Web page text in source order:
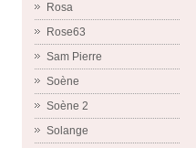
Rosa
Rose63
Sam Pierre
Soène
Soène 2
Solange